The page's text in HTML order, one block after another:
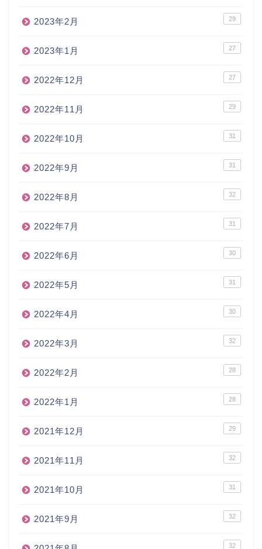
2023年2月 29
2023年1月 27
2022年12月 27
2022年11月 29
2022年10月 31
2022年9月 31
2022年8月 32
2022年7月 31
2022年6月 30
2022年5月 31
2022年4月 30
2022年3月 32
2022年2月 28
2022年1月 28
2021年12月 29
2021年11月 32
2021年10月 31
2021年9月 32
32